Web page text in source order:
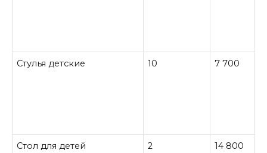
Стулья детские 10 7 700
Стол для детей 2 14 800